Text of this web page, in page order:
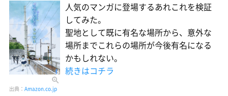
出典： Amazon.co.jp
人気のマンガに登場するあれこれを検証
してみた。
聖地として既に有名な場所から、意外な
場所までこれらの場所が今後有名になる
かもしれない。
続きはコチラ